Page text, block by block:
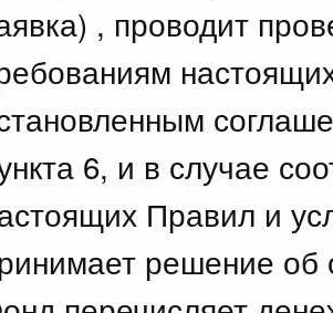
, проводит
6, и в случае
Правил и
решение об